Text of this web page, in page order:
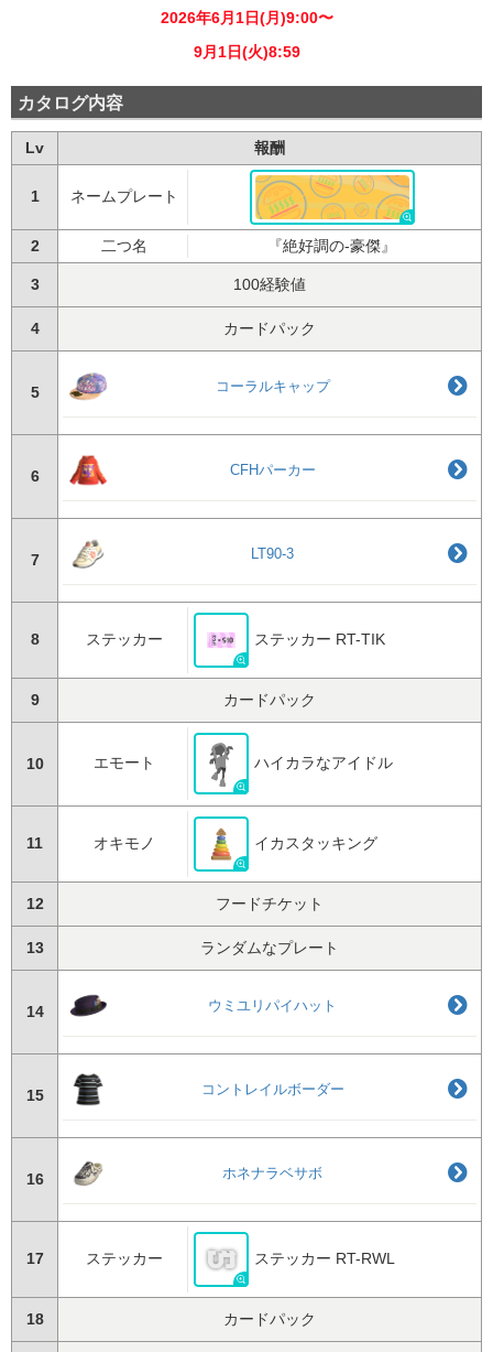
2026年6月1日(月)9:00〜
9月1日(火)8:59
カタログ内容
Lv 報酬
1 ネームプレート
2 二つ名 『絶好調の-豪傑』
3 100経験値
4 カードパック
5 コーラルキャップ
6 CFHパーカー
7 LT90-3
8 ステッカー ステッカー RT-TIK
9 カードパック
10 エモート ハイカラなアイドル
11 オキモノ イカスタッキング
12 フードチケット
13 ランダムなプレート
14 ウミユリパイハット
15 コントレイルボーダー
16 ホネナラベサボ
17 ステッカー ステッカー RT-RWL
18 カードパック